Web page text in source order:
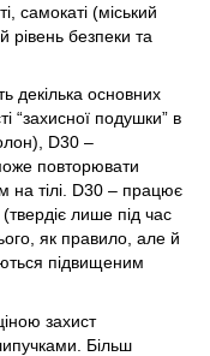
самокаті (міський
рівень безпеки та
декілька основних
“захисної подушки” в
D30 –
повторювати
на тілі. D30 – працює
лише під час
як правило, але й
підвищеним
захист
Більш